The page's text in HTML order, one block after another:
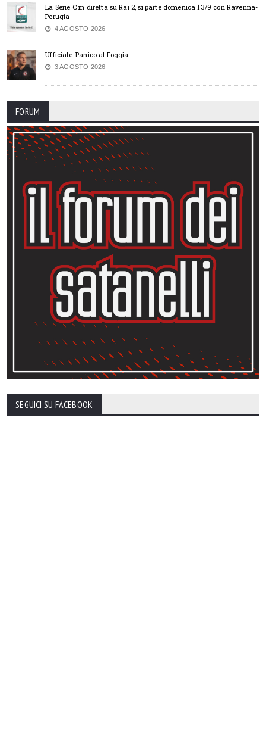
La Serie C in diretta su Rai 2, si parte domenica 13/9 con Ravenna-
Perugia
4 AGOSTO 2026
Ufficiale: Panico al Foggia
3 AGOSTO 2026
FORUM
SEGUICI SU FACEBOOK